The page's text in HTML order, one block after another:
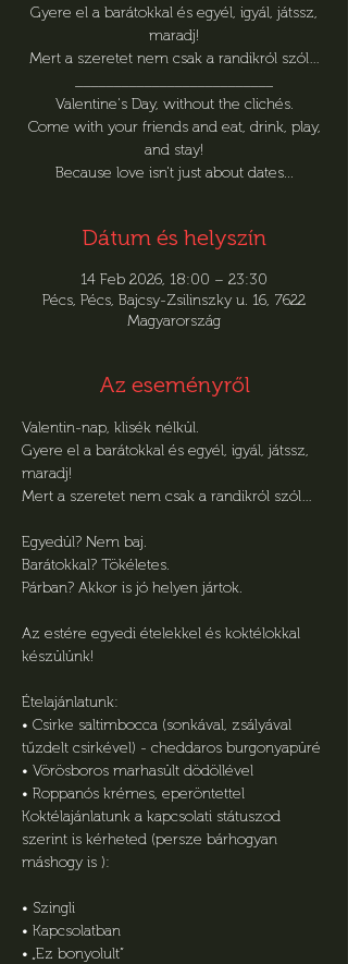
Gyere el a barátokkal és egyél, igyál, játssz,
maradj!
Mert a szeretet nem csak a randikról szól…
Valentine's Day, without the clichés.
Come with your friends and eat, drink, play,
and stay!
Because love isn't just about dates...
Dátum és helyszín
14 Feb 2026, 18:00 – 23:30
Pécs, Pécs, Bajcsy-Zsilinszky u. 16, 7622
Magyarország
Az eseményről
Valentin-nap, klisék nélkül.
Gyere el a barátokkal és egyél, igyál, játssz,
maradj!
Mert a szeretet nem csak a randikról szól…
Egyedül? Nem baj.
Barátokkal? Tökéletes.
Párban? Akkor is jó helyen jártok.
Az estére egyedi ételekkel és koktélokkal
készülünk!
Ételajánlatunk:
• Csirke saltimbocca (sonkával, zsályával
tűzdelt csirkével) - cheddaros burgonyapüré
• Vörösboros marhasült dödöllével
• Roppanós krémes, eperöntettel
Koktélajánlatunk a kapcsolati státuszod
szerint is kérheted (persze bárhogyan
máshogy is ):
• Szingli
• Kapcsolatban
• „Ez bonyolult”